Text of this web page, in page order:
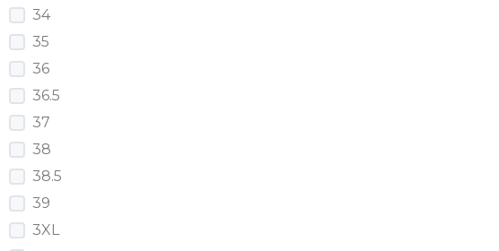
34
35
36
36.5
37
38
38.5
39
3XL